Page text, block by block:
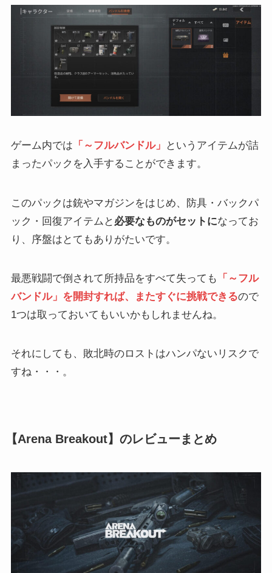
ゲーム内では 「～フルバンドル」
というアイテムが詰
まったパックを入手することができます。
このパックは銃やマガジンをはじめ、防具・バックパ
ック・回復アイテムと 必要なものがセットになってお
り、序盤はとてもありがたいです。
最悪戦闘で倒されて所持品をすべて失っても
「～フル
バンドル」を開封すれば、またすぐに挑戦できるので
1つは取っておいてもいいかもしれませんね。
それにしても、敗北時のロストはハンパないリスクで
すね・・・。
【Arena Breakout】のレビューまとめ